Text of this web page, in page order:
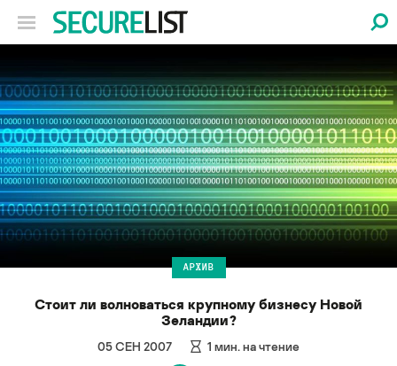
АРХИВ
Стоит ли волноваться крупному бизнесу Новой
Зеландии?
05 СЕН 2007 1 мин. на чтение